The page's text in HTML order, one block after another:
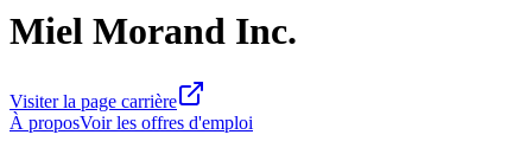
Miel Morand Inc.
Visiter la page carrière
À proposVoir les offres d'emploi